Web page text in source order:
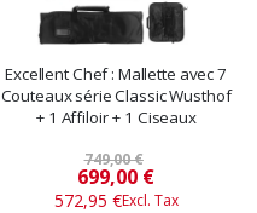
Excellent Chef : Mallette avec 7
Couteaux série Classic Wusthof
+ 1 Affiloir + 1 Ciseaux
749,00 €
Prix
spécial
699,00 €
572,95 €